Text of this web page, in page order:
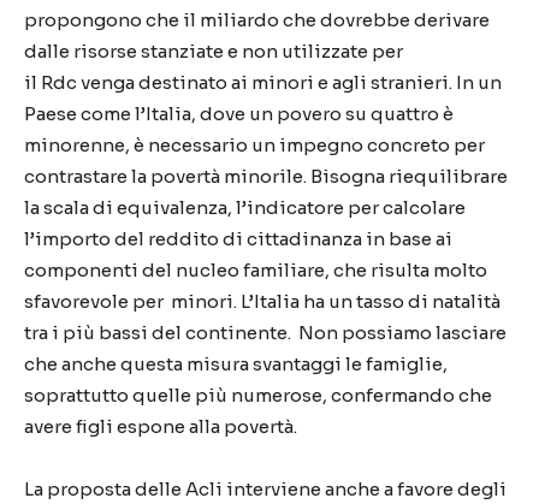
propongono che il miliardo che dovrebbe derivare
dalle risorse stanziate e non utilizzate per
il Rdcvenga destinato ai minori e agli stranieri. In un
Paese come l’Italia, dove un povero su quattro è
minorenne, è necessario un impegno concreto per
contrastare la povertà minorile. Bisogna riequilibrare
la scala di equivalenza, l’indicatore per calcolare
l’importo del reddito di cittadinanza in base ai
componenti del nucleo familiare, che risulta molto
sfavorevole per minori. L’Italia ha un tasso di natalità
tra i più bassi del continente. Non possiamo lasciare
che anche questa misura svantaggi le famiglie,
soprattutto quelle più numerose, confermando che
avere figli espone alla povertà.
La proposta delle Acli interviene anche a favore degli